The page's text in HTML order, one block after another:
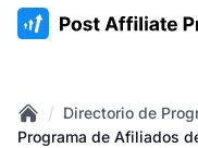
:site.title
Home
/ Directorio de
Programa de Afiliados